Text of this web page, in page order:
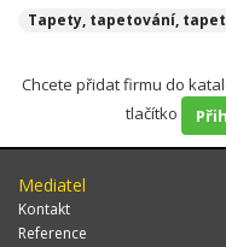
Tapety, tapetování,
Chcete přidat firmu do
tlačítko
Mediatel
Kontakt
Reference